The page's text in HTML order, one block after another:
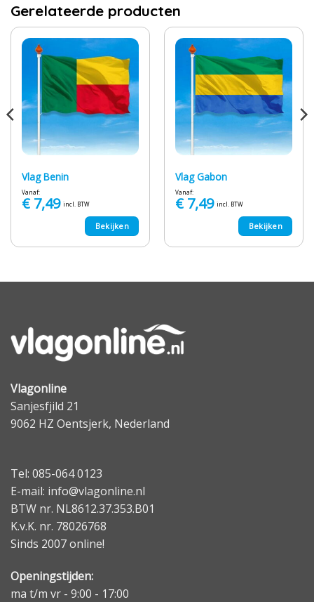
Gerelateerde producten
Vlag Benin
Vanaf:
€7,49 incl. BTW
Bekijken
Vlag Gabon
Vanaf:
€7,49 incl. BTW
Bekijken
Vlagonline
Sanjesfjild 21
9062 HZ Oentsjerk, Nederland
Tel: 085-064 0123
E-mail: info@vlagonline.nl
BTW nr. NL8612.37.353.B01
K.v.K. nr. 78026768
Sinds 2007 online!
Openingstijden:
ma t/m vr - 9:00 - 17:00